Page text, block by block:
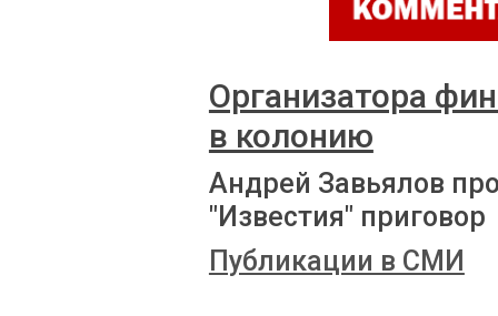
Организатора
в колонию
Андрей Завьялов
"Известия" приговор
Публикации в СМИ